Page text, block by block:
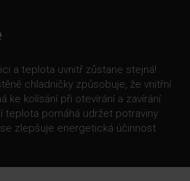
a teplota uvnitř zůstane stejná!
chladničky způsobuje, že vnitřní
ke kolísání při otevírání a zavírání
teplota pomáhá udržet potraviny
zlepšuje energetická účinnost